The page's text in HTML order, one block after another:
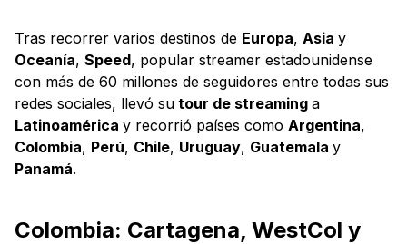
Tras recorrer varios destinos de Europa, Asia y
Oceanía, Speed, popular streamer estadounidense
con más de 60 millones de seguidores entre todas sus
redes sociales, llevó su tour de streaming a
Latinoamérica y recorrió países como Argentina,
Colombia, Perú, Chile, Uruguay, Guatemala y
Panamá.
Colombia: Cartagena, WestCol y